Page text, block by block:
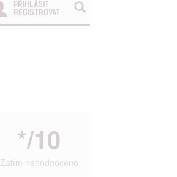
PŘIHLÁSIT
REGISTROVAT
*/10
Zatím nehodnoceno